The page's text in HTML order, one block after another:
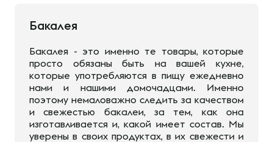
Бакалея
Бакалея - это именно те товары, которые
просто обязаны быть на вашей кухне,
которые употребляются в пищу ежедневно
нами и нашими домочадцами. Именно
поэтому немаловажно следить за качеством
и свежестью бакалеи, за тем, как она
изготавливается и, какой имеет состав. Мы
уверены в своих продуктах, в их свежести и